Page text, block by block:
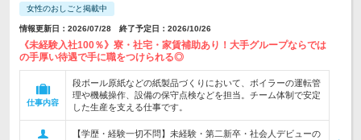
女性のおしごと掲載中
情報更新日：2026/07/28 終了予定日：2026/10/26
《未経験入社100％》寮・社宅・家賃補助あり！大手グループならでは
の手厚い待遇で手に職をつけられる◎
仕事内容
段ボール原紙などの紙製品づくりにおいて、ボイラーの運転管
理や機械操作、設備の保守点検などを担当。チーム体制で安定
した生産を支える仕事です。
【学歴・経験一切不問】未経験・第二新卒・社会人デビューの